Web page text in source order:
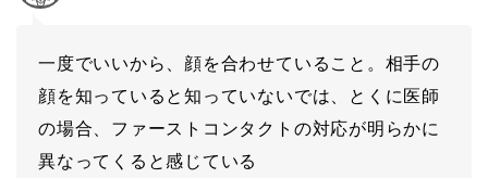
一度でいいから、顔を合わせていること。相手の
顔を知っていると知っていないでは、とくに医師
の場合、ファーストコンタクトの対応が明らかに
異なってくると感じている